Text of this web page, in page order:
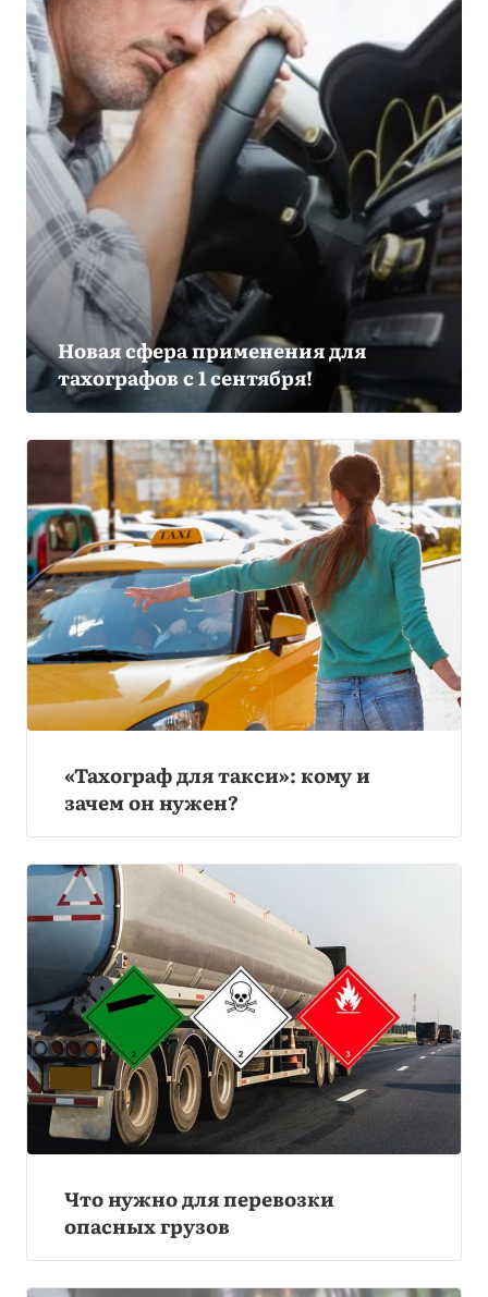
Новая сфера применения для
тахографов с 1 сентября!
«Тахограф для такси»: кому и
зачем он нужен?
Что нужно для перевозки
опасных грузов